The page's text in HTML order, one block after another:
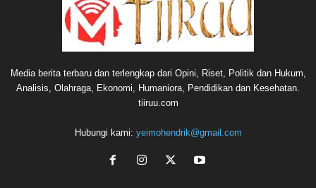
Media berita terbaru dan terlengkap dari Opini, Riset, Politik dan Hukum,
Analisis, Olahraga, Ekonomi, Humaniora, Pendidikan dan Kesehatan.
tiiruu.com
Hubungi kami: yeimohendrik@gmail.com